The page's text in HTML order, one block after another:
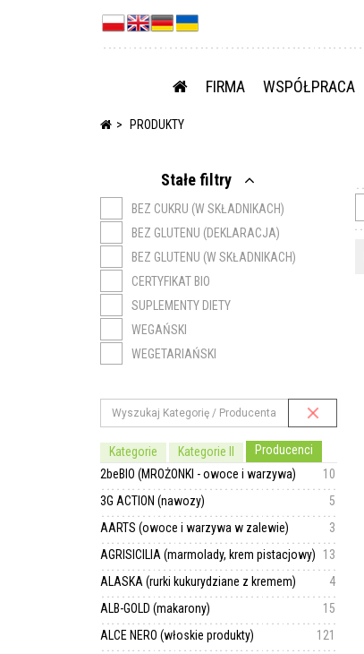
FIRMA WSPÓŁPRACA
PRODUKTY
Stałe filtry
BEZ CUKRU (W SKŁADNIKACH)
BEZ GLUTENU (DEKLARACJA)
BEZ GLUTENU (W SKŁADNIKACH)
CERTYFIKAT BIO
SUPLEMENTY DIETY
WEGAŃSKI
WEGETARIAŃSKI
Kategorie Kategorie II
Producenci
10
2beBIO (MROŻONKI - owoce i warzywa)
5
3G ACTION (nawozy)
3
AARTS (owoce i warzywa w zalewie)
13
AGRISICILIA (marmolady, krem pistacjowy)
4
ALASKA (rurki kukurydziane z kremem)
15
ALB-GOLD (makarony)
121
ALCE NERO (włoskie produkty)